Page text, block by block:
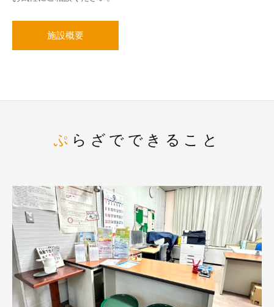
施設概要
ぷらざでできること